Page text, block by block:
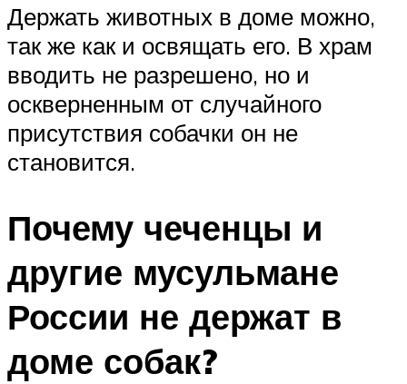
Держать животных в доме можно,
так же как и освящать его. В храм
вводить не разрешено, но и
оскверненным от случайного
присутствия собачки он не
становится.
Почему чеченцы и
другие мусульмане
России не держат в
доме собак?